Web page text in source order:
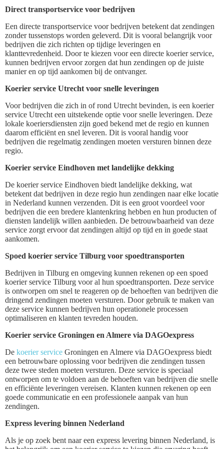
Direct transportservice voor bedrijven
Een directe transportservice voor bedrijven betekent dat zendingen
zonder tussenstops worden geleverd. Dit is vooral belangrijk voor
bedrijven die zich richten op tijdige leveringen en
klanttevredenheid. Door te kiezen voor een directe koerier service,
kunnen bedrijven ervoor zorgen dat hun zendingen op de juiste
manier en op tijd aankomen bij de ontvanger.
Koerier service Utrecht voor snelle leveringen
Voor bedrijven die zich in of rond Utrecht bevinden, is een koerier
service Utrecht een uitstekende optie voor snelle leveringen. Deze
lokale koeriersdiensten zijn goed bekend met de regio en kunnen
daarom efficiënt en snel leveren. Dit is vooral handig voor
bedrijven die regelmatig zendingen moeten versturen binnen deze
regio.
Koerier service Eindhoven met landelijke dekking
De koerier service Eindhoven biedt landelijke dekking, wat
betekent dat bedrijven in deze regio hun zendingen naar elke locatie
in Nederland kunnen verzenden. Dit is een groot voordeel voor
bedrijven die een bredere klantenkring hebben en hun producten of
diensten landelijk willen aanbieden. De betrouwbaarheid van deze
service zorgt ervoor dat zendingen altijd op tijd en in goede staat
aankomen.
Spoed koerier service Tilburg voor spoedtransporten
Bedrijven in Tilburg en omgeving kunnen rekenen op een spoed
koerier service Tilburg voor al hun spoedtransporten. Deze service
is ontworpen om snel te reageren op de behoeften van bedrijven die
dringend zendingen moeten versturen. Door gebruik te maken van
deze service kunnen bedrijven hun operationele processen
optimaliseren en klanten tevreden houden.
Koerier service Groningen en Almere via DAGOexpress
De koerier service Groningen en Almere via DAGOexpress biedt
een betrouwbare oplossing voor bedrijven die zendingen tussen
deze twee steden moeten versturen. Deze service is speciaal
ontworpen om te voldoen aan de behoeften van bedrijven die snelle
en efficiënte leveringen vereisen. Klanten kunnen rekenen op een
goede communicatie en een professionele aanpak van hun
zendingen.
Express levering binnen Nederland
Als je op zoek bent naar een express levering binnen Nederland, is